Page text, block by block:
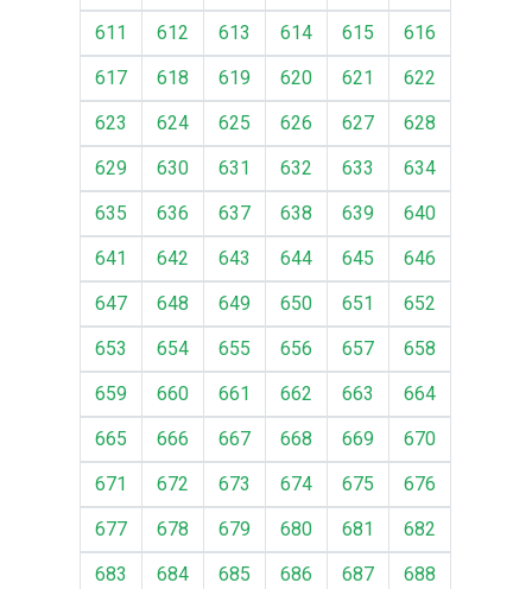
611
612 613 614 615
616
617
618 619 620 621
622
623
624 625 626 627
628
629
630 631 632 633
634
635
636 637 638 639
640
641
642 643 644 645
646
647
648 649 650 651
652
653
654 655 656 657
658
659
660 661 662 663
664
665
666 667 668 669
670
671
672 673 674 675
676
677
678 679 680 681
682
683
684 685 686 687
688